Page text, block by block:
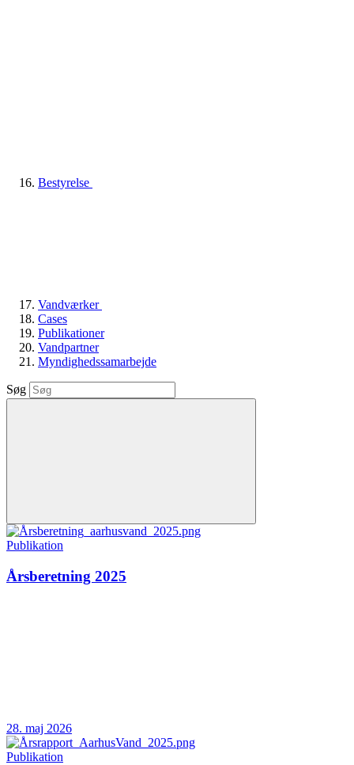
Bestyrelse
Vandværker
Cases
Publikationer
Vandpartner
Myndighedssamarbejde
Søg
Publikation
Årsberetning 2025
28. maj 2026
Publikation